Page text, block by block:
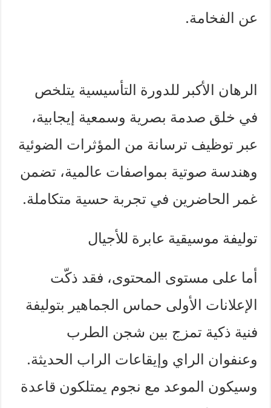
عن الفخامة.
الرهان الأكبر للدورة التأسيسية يتلخص
في خلق صدمة بصرية وسمعية إيجابية،
عبر توظيف ترسانة من المؤثرات الضوئية
وهندسة صوتية بمواصفات عالمية، تضمن
غمر الحاضرين في تجربة حسية متكاملة.
توليفة موسيقية عابرة للأجيال
أما على مستوى المحتوى، فقد ذكّت
الإعلانات الأولى حماس الجماهير بتوليفة
فنية ذكية تمزج بين شجن الطرب
وعنفوان الراي وإيقاعات الراب الحديثة.
وسيكون الموعد مع نجوم يمتلكون قاعدة